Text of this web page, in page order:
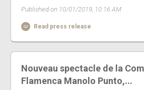
Published on 10/01/2019, 10:16 AM
Read press release
Nouveau spectacle de la
Flamenca Manolo Punto,...